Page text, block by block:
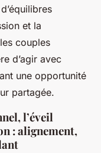
et la
couples
d’agir avec
une opportunité
partagée.
l’éveil
: alignement,